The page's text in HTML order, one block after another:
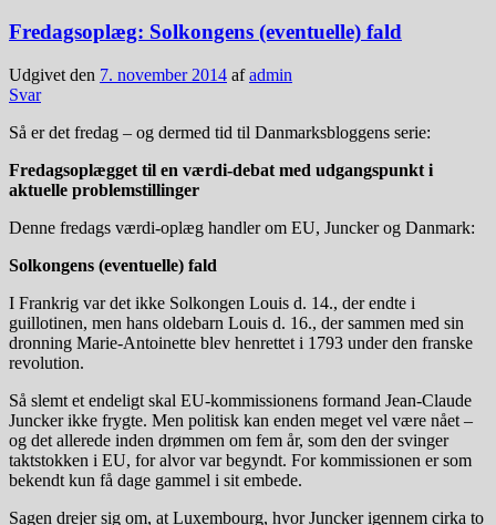
Fredagsoplæg: Solkongens (eventuelle) fald
Udgivet den 7. november 2014 afadmin
Svar
Så er det fredag – og dermed tid til Danmarksbloggens serie:
Fredagsoplægget til en værdi-debat med udgangspunkt i
aktuelle problemstillinger
Denne fredags værdi-oplæg handler om EU, Juncker og Danmark:
Solkongens (eventuelle) fald
I Frankrig var det ikke Solkongen Louis d. 14., der endte i
guillotinen, men hans oldebarn Louis d. 16., der sammen med sin
dronning Marie-Antoinette blev henrettet i 1793 under den franske
revolution.
Så slemt et endeligt skal EU-kommissionens formand Jean-Claude
Juncker ikke frygte. Men politisk kan enden meget vel være nået –
og det allerede inden drømmen om fem år, som den der svinger
taktstokken i EU, for alvor var begyndt. For kommissionen er som
bekendt kun få dage gammel i sit embede.
Sagen drejer sig om, at Luxembourg, hvor Juncker igennem cirka to